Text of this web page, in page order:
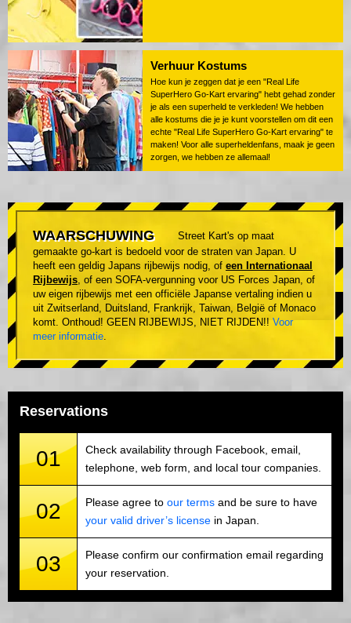
Verhuur Kostums
Hoe kun je zeggen dat je een "Real Life
SuperHero Go-Kart ervaring" hebt gehad zonder
je als een superheld te verkleden! We hebben
alle kostums die je je kunt voorstellen om dit een
echte "Real Life SuperHero Go-Kart ervaring" te
maken! Voor alle superheldenfans, maak je geen
zorgen, we hebben ze allemaal!
WAARSCHUWING
Street Kart's op maat
gemaakte go-kart is bedoeld voor de straten van Japan. U
heeft een geldig Japans rijbewijs nodig, of een Internationaal
Rijbewijs, of een SOFA-vergunning voor US Forces Japan, of
uw eigen rijbewijs met een officiële Japanse vertaling indien u
uit Zwitserland, Duitsland, Frankrijk, Taiwan, België of Monaco
komt. Onthoud! GEEN RIJBEWIJS, NIET RIJDEN!! Voor
meer informatie.
Reservations
01
Check availability through Facebook, email,
telephone, web form, and local tour companies.
02 Please agree to our terms and be sure to have
your valid driver’s license in Japan.
03
Please confirm our confirmation email regarding
your reservation.